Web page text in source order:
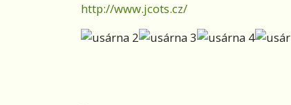
http://www.jcots.cz/